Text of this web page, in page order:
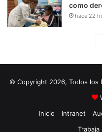
como
hace 22
© Copyright 2026, Todos
Inicio
Intranet